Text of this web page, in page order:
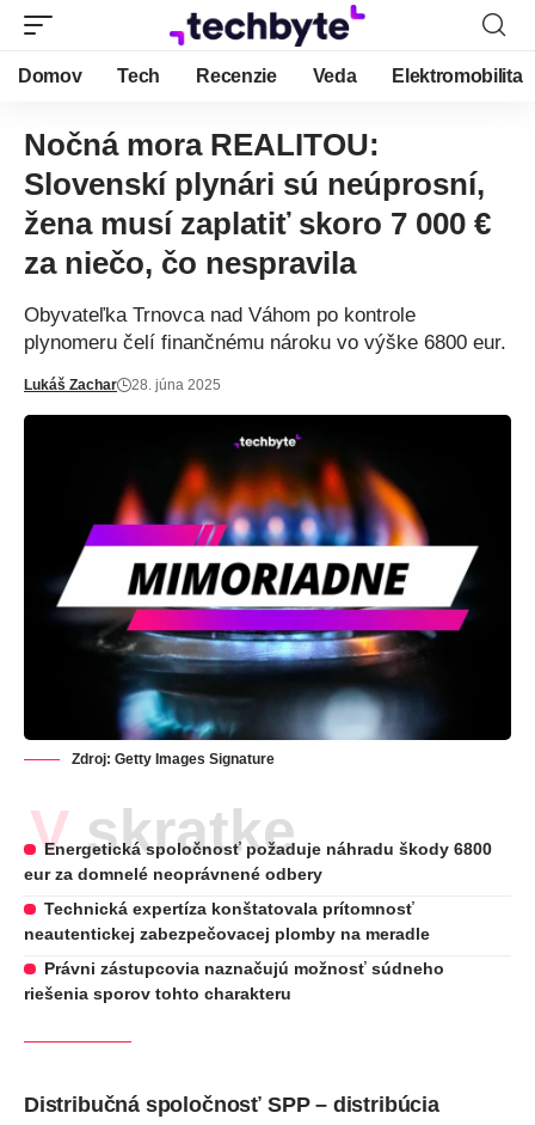
Domov Tech Recenzie Veda Elektromobilita
Nočná mora REALITOU:
Slovenskí plynári sú neúprosní,
žena musí zaplatiť skoro 7 000 €
za niečo, čo nespravila
Obyvateľka Trnovca nad Váhom po kontrole
plynomeru čelí finančnému nároku vo výške 6800 eur.
Lukáš Zachar 28. júna 2025
Zdroj: Getty Images Signature
V skratke
Energetická spoločnosť požaduje náhradu škody 6800
eur za domnelé neoprávnené odbery
Technická expertíza konštatovala prítomnosť
neautentickej zabezpečovacej plomby na meradle
Právni zástupcovia naznačujú možnosť súdneho
riešenia sporov tohto charakteru
Distribučná spoločnosť SPP– distribúcia